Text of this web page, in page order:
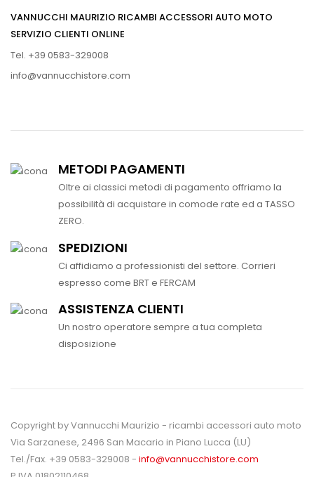
VANNUCCHI MAURIZIO RICAMBI ACCESSORI AUTO MOTO
SERVIZIO CLIENTI ONLINE
Tel. +39 0583-329008
info@vannucchistore.com
METODI PAGAMENTI
Oltre ai classici metodi di pagamento offriamo la
possibilità di acquistare in comode rate ed a TASSO
ZERO.
SPEDIZIONI
Ci affidiamo a professionisti del settore. Corrieri
espresso come BRT e FERCAM
ASSISTENZA CLIENTI
Un nostro operatore sempre a tua completa
disposizione
Copyright by Vannucchi Maurizio - ricambi accessori auto moto
Via Sarzanese, 2496 San Macario in Piano Lucca (LU)
Tel./Fax. +39 0583-329008 - info@vannucchistore.com